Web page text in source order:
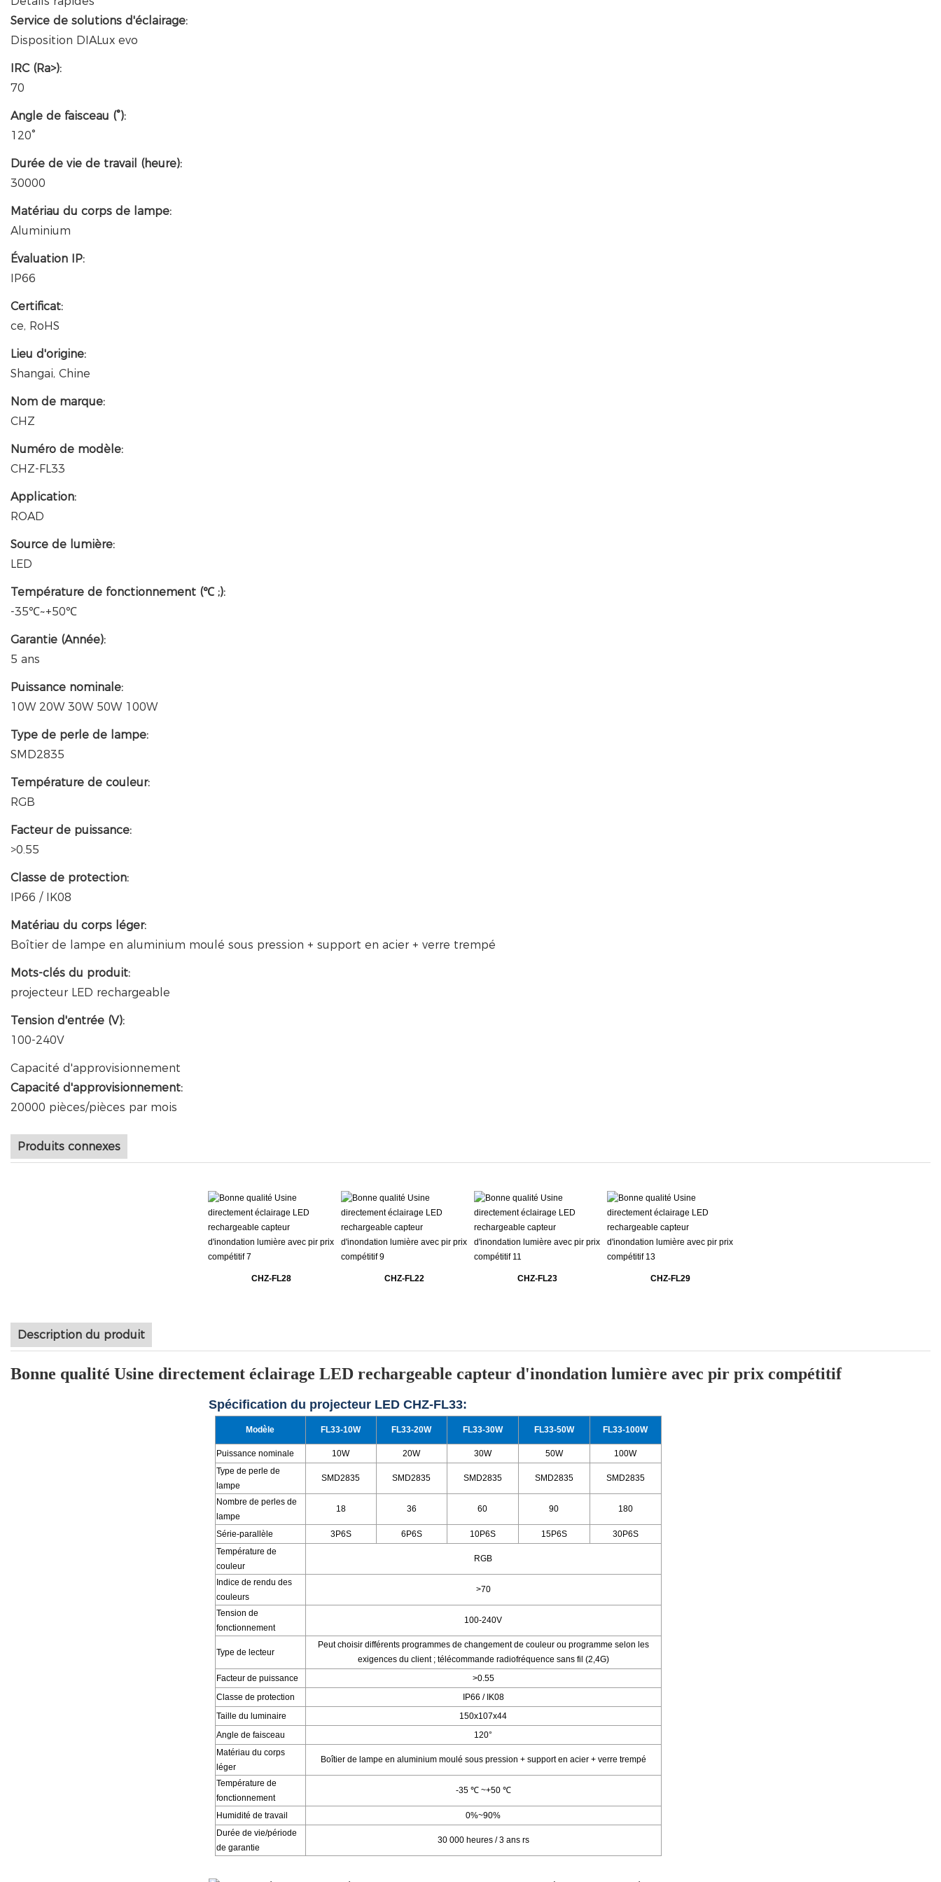
Service de solutions d'éclairage:
Disposition DIALux evo
IRC (Ra>):
70
Angle de faisceau (°):
120°
Durée de vie de travail (heure):
30000
Matériau du corps de lampe:
Aluminium
Évaluation IP:
IP66
Certificat:
ce, RoHS
Lieu d'origine:
Shangai, Chine
Nom de marque:
CHZ
Numéro de modèle:
CHZ-FL33
Application:
ROAD
Source de lumière:
LED
Température de fonctionnement (℃ ;):
-35℃~+50℃
Garantie (Année):
5 ans
Puissance nominale:
10W 20W 30W 50W 100W
Type de perle de lampe:
SMD2835
Température de couleur:
RGB
Facteur de puissance:
>0.55
Classe de protection:
IP66 / IK08
Matériau du corps léger:
Boîtier de lampe en aluminium moulé sous pression + support en acier + verre trempé
Mots-clés du produit:
projecteur LED rechargeable
Tension d'entrée (V):
100-240V
Capacité d'approvisionnement
Capacité d'approvisionnement:
20000 pièces/pièces par mois
Produits connexes
CHZ-FL28 CHZ-FL22 CHZ-FL23 CHZ-FL29
Description du produit
Bonne qualité Usine directement éclairage LED rechargeable capteur d'inondation lumière avec pir prix compétitif
Spécification du projecteur LED CHZ-FL33:
Modèle FL33-10W FL33-20W FL33-30W FL33-50W FL33-100W
Puissance nominale 10W 20W 30W 50W
100W
Type de perle de
lampe
SMD2835 SMD2835 SMD2835 SMD2835 SMD2835
Nombre de perles de
lampe
18 36 60 90 180
Série-parallèle 3P6S 6P6S 10P6S 15P6S
30P6S
Température de
couleur
RGB
Indice de rendu des
couleurs
>70
Tension de
fonctionnement
100-240V
Type de lecteur
Peut choisir différents programmes de changement de couleur ou programme selon les
exigences du client ; télécommande radiofréquence sans fil (2,4G)
Facteur de puissance
>0.55
Classe de protection
IP66 / IK08
Taille du luminaire
150x107x44
Angle de faisceau
120°
Matériau du corps
léger
Boîtier de lampe en aluminium moulé sous pression + support en acier + verre trempé
Température de
fonctionnement
-35 ℃ ~+50 ℃
Humidité de travail
0%~90%
Durée de vie/période
de garantie
30 000 heures / 3 ans rs